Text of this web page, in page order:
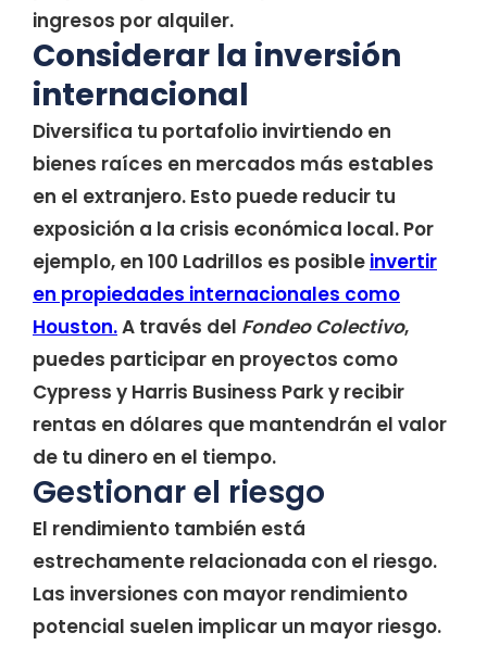
ingresos por alquiler.
Considerar la inversión
internacional
Diversifica tu portafolio invirtiendo en
bienes raíces en mercados más estables
en el extranjero. Esto puede reducir tu
exposición a la crisis económica local. Por
ejemplo, en 100 Ladrillos es posible invertir
en propiedades internacionales como
Houston.A través del Fondeo Colectivo,
puedes participar en proyectos como
Cypress y Harris Business Park y recibir
rentas en dólares que mantendrán el valor
de tu dinero en el tiempo.
Gestionar el riesgo
El rendimiento también está
estrechamente relacionada con el riesgo.
Las inversiones con mayor rendimiento
potencial suelen implicar un mayor riesgo.